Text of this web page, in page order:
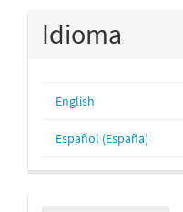
Idioma
English
Español (España)